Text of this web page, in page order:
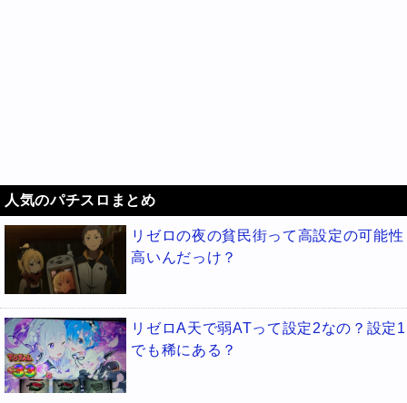
人気のパチスロまとめ
リゼロの夜の貧民街って高設定の可能性
高いんだっけ？
リゼロA天で弱ATって設定2なの？設定1
でも稀にある？